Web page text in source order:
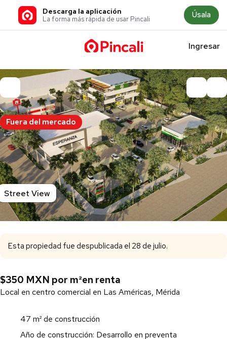
Descarga la aplicación
La forma más rápida de usar Pincali Úsala
Ingresar
Fuera del mercado
Street View
Esta propiedad fue despublicada el 28 de julio.
$350 MXN por m²en renta
Local en centro comercial en Las Américas, Mérida
47 m² de construcción
Año de construcción: Desarrollo en preventa